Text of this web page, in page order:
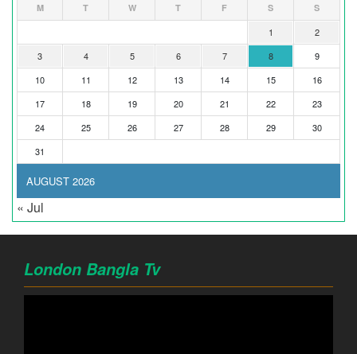
AUGUST 2026
M T W T F S S
1
2
3
4 5 6 7 8
9
10
11 12 13 14 15
16
17
18 19 20 21 22
23
24
25 26 27 28 29
30
31
« Jul
London Bangla Tv